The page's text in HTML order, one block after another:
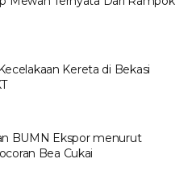
Kereta di Bekasi
BUMN Ekspor menurut
Bea Cukai